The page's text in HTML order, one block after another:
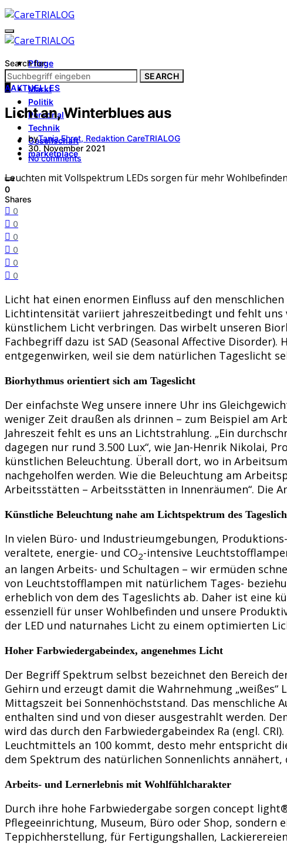
Pflege
Architektur
Markt
Politik
Personal
Technik
Gesellschaft
marketplace
Search for:
SEARCH
AAKTUELLES
Licht an, Winterblues aus
byTanja Ehret, Redaktion CareTRIALOG
30. November 2021
No comments
Leuchten mit Vollspektrum LEDs sorgen für mehr
0
Shares
0
0
0
0
0
0
Licht hat einen enormen Einfluss auf den
Lichtintensität variiert jahreszeitbedingt und fehlt uns
künstlichem Licht verbringen. Das wirbelt unseren
Fachbegriff dazu ist SAD (Seasonal Affective
entgegenwirken, weil sie dem natürlichen Tageslicht
Biorhythmus orientiert sich am Tageslicht
Der einfachste Weg unsere innere Uhr ins
weniger Zeit draußen als drinnen – zum Beispiel am
Jahreszeit fehlt es uns an Lichtstrahlung. „Ein
dagegen nur rund 3.500 Lux“, wie Jan-Henrik
künstlichen Beleuchtung. Überall dort, wo in
nachgeholfen werden. Wie die Beleuchtung am
Arbeitsstätten – Arbeitsstätten in Innenräumen“. Die
Künstliche Beleuchtung nahe am Lichtspektrum des
In vielen Büro- und Industrieumgebungen,
veraltete, energie- und CO2-intensive
an langen Arbeits- und Schultagen – wir ermüden
von Leuchtstofflampen mit natürlichem Tages-
erheblich von dem des Tageslichts ab. Daher ist eine
essenziell für unser Wohlbefinden und unsere
der LED und naturnahes Licht zu einem optimierten
Hoher Farbwiedergabeindex, angenehmes Licht
Der Begriff Spektrum selbst bezeichnet den Bereich
Gehirn und erzeugt damit die Wahrnehmung
Mittagszeit bei Sonnenhöchststand. Das menschliche
enthalten sind und von dieser ausgestrahlt werden.
wird das durch den Farbwiedergabeindex Ra (engl.
Leuchtmittels an 100 kommt, desto mehr entspricht
dem Spektrum des natürlichen Sonnenlichts
Arbeits- und Lernerlebnis mit Wohlfühlcharakter
Durch ihre hohe Farbwiedergabe sorgen concept
Pflegeeinrichtung, Museum, Büro oder Shop,
Teppichherstellung, für Fertigungshallen,